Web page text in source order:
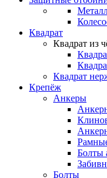
Квадрат
Квадрат из
Квадрат
Крепёж
Анкеры
Болты
Болты